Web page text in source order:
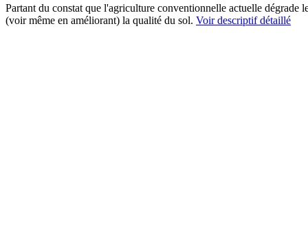
Partant du constat que l'agriculture conventionnelle actuelle
(voir même en améliorant) la qualité du sol. Voir descriptif détaillé